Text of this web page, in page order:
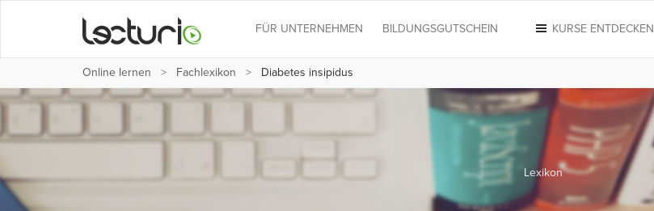
KURSE ENTDECKEN
FÜR UNTERNEHMEN BILDUNGSGUTSCHEIN
Online lernen Fachlexikon Diabetes insipidus
Lexikon